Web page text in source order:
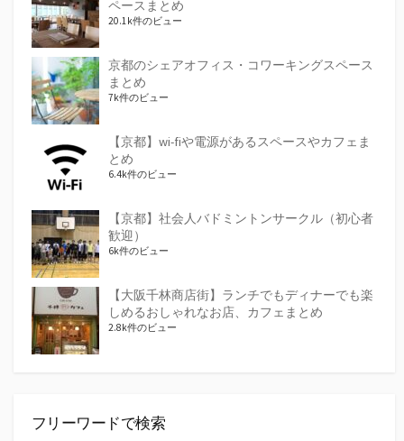
ペースまとめ
20.1k件のビュー
京都のシェアオフィス・コワーキングスペース
まとめ
7k件のビュー
【京都】wi-fiや電源があるスペースやカフェま
とめ
6.4k件のビュー
【京都】社会人バドミントンサークル（初心者
歓迎）
6k件のビュー
【大阪千林商店街】ランチでもディナーでも楽
しめるおしゃれなお店、カフェまとめ
2.8k件のビュー
フリーワードで検索